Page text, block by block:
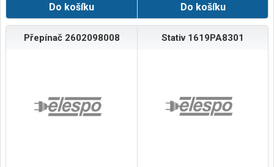
Do košíku
Do košíku
Přepínač 2602098008 Stativ 1619PA8301